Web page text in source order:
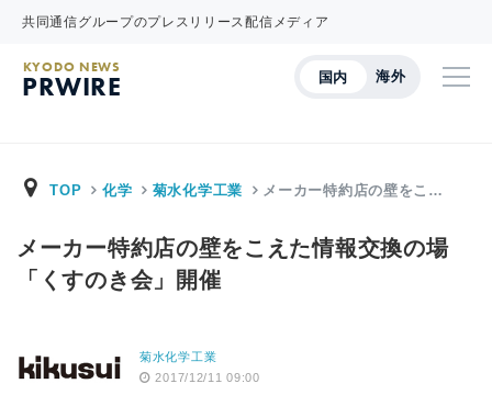
共同通信グループのプレスリリース配信メディア
国内 海外
KYODO NEWS
PRWIRE
TOP 化学 菊水化学工業 メーカー特約店の壁をこ…
メーカー特約店の壁をこえた情報交換の場
「くすのき会」開催
菊水化学工業
2017/12/11 09:00